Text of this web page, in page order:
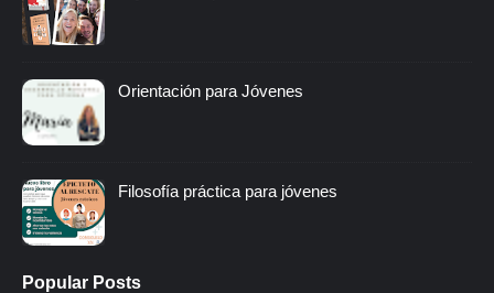
Orientación para Jóvenes
Filosofía práctica para jóvenes
Popular Posts